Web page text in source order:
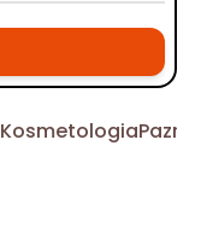
Kosmetologia